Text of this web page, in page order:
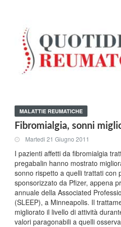
MALATTIE REUMATICHE
Fibromialgia, sonni
Martedi 21 Giugno 2011
I pazienti affetti da fibromialgia
pregabalin hanno mostrato
sonno rispetto a quelli trattati con
sponsorizzato da Pfizer, appena
annuale della Associated
(SLEEP), a Minneapolis. Il
migliorato il livello di attività
valori paragonabili a quelli